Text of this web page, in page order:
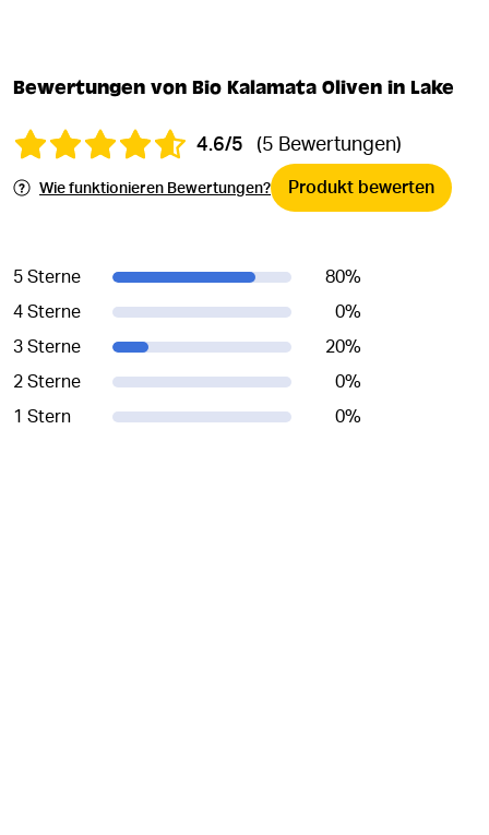
Bewertungen von Bio Kalamata Oliven in Lake
4.6/5 (5 Bewertungen)
Wie funktionieren Bewertungen? Produkt bewerten
5 Sterne 80%
4 Sterne
0%
3 Sterne
20%
2 Sterne
0%
1 Stern
0%